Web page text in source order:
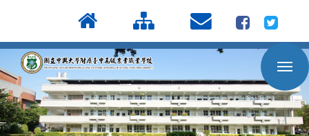
到
主
要
內
容